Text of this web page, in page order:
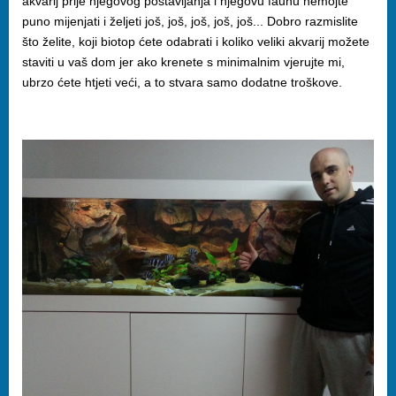
puno mijenjati i željeti još, još, još, još, još... Dobro razmislite
što želite, koji biotop ćete odabrati i koliko veliki akvarij možete
staviti u vaš dom jer ako krenete s minimalnim vjerujte mi,
ubrzo ćete htjeti veći, a to stvara samo dodatne troškove.